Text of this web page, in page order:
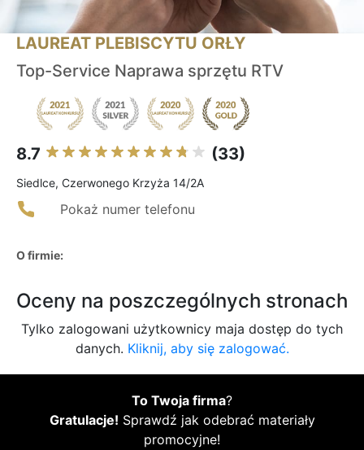
LAUREAT PLEBISCYTU ORŁY
Top-Service Naprawa sprzętu RTV
8.7 (33)
Siedlce, Czerwonego Krzyża 14/2A
Pokaż numer telefonu
O firmie:
Oceny na poszczególnych stronach
Tylko zalogowani użytkownicy maja dostęp do tych
danych. Kliknij, aby się zalogować.
To Twoja firma?
Gratulacje! Sprawdź jak odebrać materiały
promocyjne!